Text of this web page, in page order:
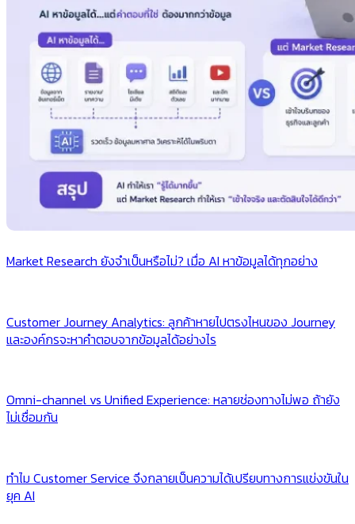
Market Research ยังจำเป็นหรือไม่? เมื่อ AI หาข้อมูลได้ทุกอย่าง
Customer Journey Analytics: ลูกค้าหายไปตรงไหนของ Journey
และองค์กรจะหาคำตอบจากข้อมูลได้อย่างไร
Omni-channel vs Unified Experience: หลายช่องทางไม่พอ ถ้ายัง
ไม่เชื่อมกัน
ทำไม Customer Service จึงกลายเป็นความได้เปรียบทางการแข่งขันใน
ยุค AI